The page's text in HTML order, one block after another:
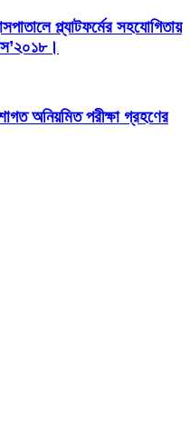
প্ল্যাটফর্মের সহযোগিতায়
অনিয়মিত পরীক্ষা গ্রহণের